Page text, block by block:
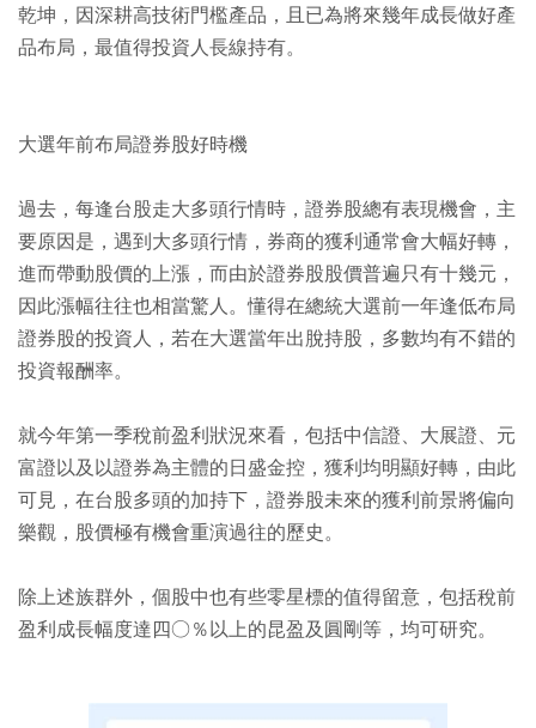
乾坤，因深耕高技術門檻產品，且已為將來幾年成長做好產
品布局，最值得投資人長線持有。
大選年前布局證券股好時機
過去，每逢台股走大多頭行情時，證券股總有表現機會，主
要原因是，遇到大多頭行情，券商的獲利通常會大幅好轉，
進而帶動股價的上漲，而由於證券股股價普遍只有十幾元，
因此漲幅往往也相當驚人。懂得在總統大選前一年逢低布局
證券股的投資人，若在大選當年出脫持股，多數均有不錯的
投資報酬率。
就今年第一季稅前盈利狀況來看，包括中信證、大展證、元
富證以及以證券為主體的日盛金控，獲利均明顯好轉，由此
可見，在台股多頭的加持下，證券股未來的獲利前景將偏向
樂觀，股價極有機會重演過往的歷史。
除上述族群外，個股中也有些零星標的值得留意，包括稅前
盈利成長幅度達四○％以上的昆盈及圓剛等，均可研究。